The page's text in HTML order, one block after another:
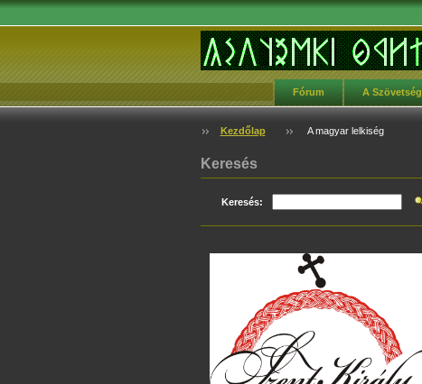
Fórum A Szövetség
Kezdőlap A magyar lelkiség
Keresés
Keresés: